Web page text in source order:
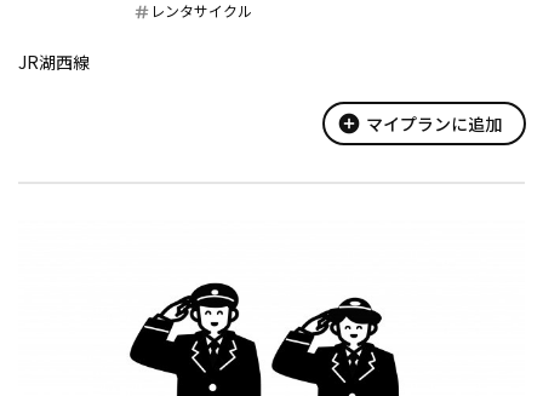
レンタサイクル
JR湖西線
add_circle マイプランに追加